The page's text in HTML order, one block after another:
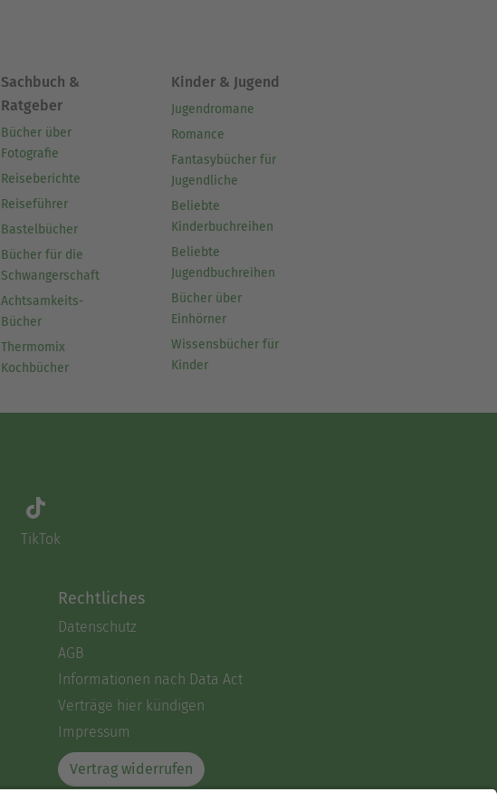
Sachbuch &
Ratgeber
Bücher über
Fotografie
Reiseberichte
Reiseführer
Bastelbücher
Bücher für die
Schwangerschaft
Achtsamkeits-
Bücher
Thermomix
Kochbücher
Kinder & Jugend
Jugendromane
Romance
Fantasybücher für
Jugendliche
Beliebte
Kinderbuchreihen
Beliebte
Jugendbuchreihen
Bücher über
Einhörner
Wissensbücher für
Kinder
TikTok
Rechtliches
Datenschutz
AGB
Informationen nach Data Act
Verträge hier kündigen
Impressum
Vertrag widerrufen